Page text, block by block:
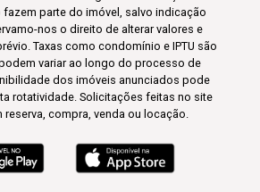
fazem parte do imóvel, salvo indicação
nos o direito de alterar valores e
Taxas como condomínio e IPTU são
variar ao longo do processo de
dos imóveis anunciados pode
rotatividade. Solicitações feitas no site
reserva, compra, venda ou locação.